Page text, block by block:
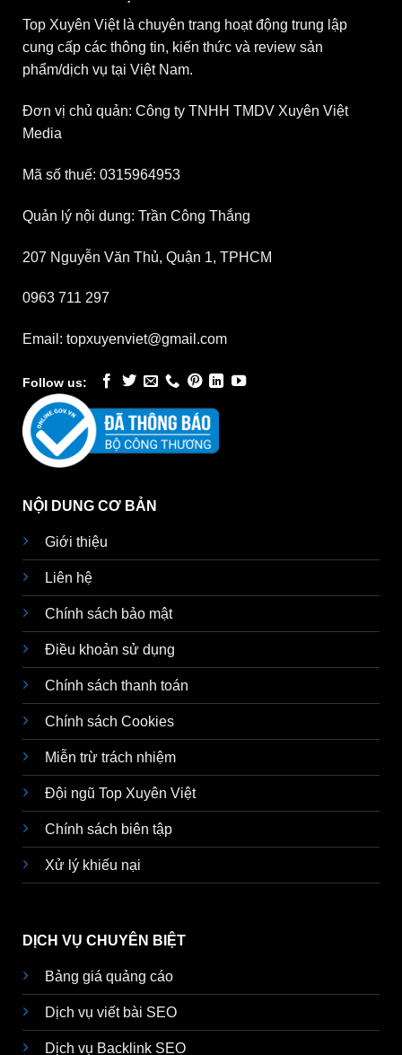
Top Xuyên Việt là chuyên trang hoạt động trung lập
cung cấp các thông tin, kiến thức và review sản
phẩm/dịch vụ tại Việt Nam.
Đơn vị chủ quản: Công ty TNHH TMDV Xuyên Việt
Media
Mã số thuế: 0315964953
Quản lý nội dung: Trần Công Thắng
207 Nguyễn Văn Thủ, Quận 1, TPHCM
0963 711 297
Email: topxuyenviet@gmail.com
Follow us:
NỘI DUNG CƠ BẢN
Giới thiệu
Liên hệ
Chính sách bảo mật
Điều khoản sử dụng
Chính sách thanh toán
Chính sách Cookies
Miễn trừ trách nhiệm
Đội ngũ Top Xuyên Việt
Chính sách biên tập
Xử lý khiếu nại
DỊCH VỤ CHUYÊN BIỆT
Bảng giá quảng cáo
Dịch vụ viết bài SEO
Dịch vụ Backlink SEO